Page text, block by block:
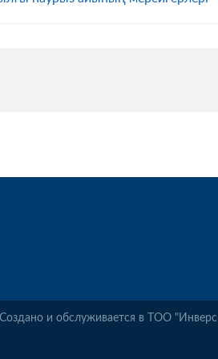
и обслуживается в ТОО